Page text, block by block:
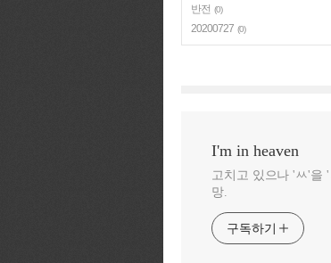
반전 (0)
20200727 (0)
I'm in heaven
고치고 있으나 'ㅆ'을
망.
구독하기